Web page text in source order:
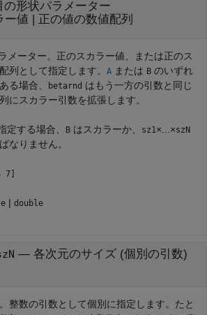
の形状パラメーター
ー値 | 正の値の数値配列
メーター。正のスカラー値、または正のス
列として指定します。 A または B のいずれ
る場合、
betarnd はもう一方の引数と同じ
にスカラー引数を拡張します。
定する場合、 B はスカラーか、 sz1×...×szN
なりません。
7]
| double
— 各次元のサイズ (個別の引数)
整数の引数として個別に指定します。たと